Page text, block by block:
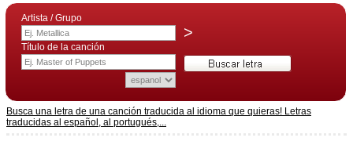
Artista / Grupo
>
Título de la canción
Busca una letra de una canción traducida al idioma que quieras! Letras
traducidas al español, al portugués,...